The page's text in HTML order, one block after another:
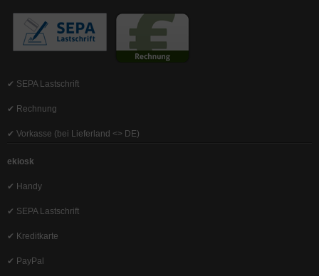
✔ SEPA Lastschrift
✔ Rechnung
✔ Vorkasse (bei Lieferland <> DE)
ekiosk
✔ Handy
✔ SEPA Lastschrift
✔ Kreditkarte
✔ PayPal